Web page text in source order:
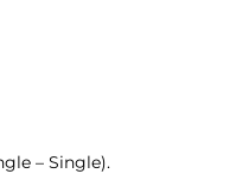
– Single).